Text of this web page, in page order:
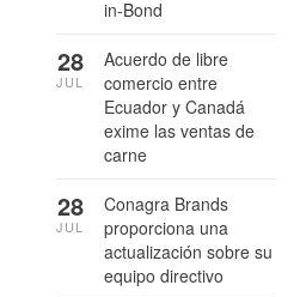
in-Bond
Acuerdo de libre
comercio entre
Ecuador y Canadá
exime las ventas de
carne
28
JUL
Conagra Brands
proporciona una
actualización sobre su
equipo directivo
28
JUL